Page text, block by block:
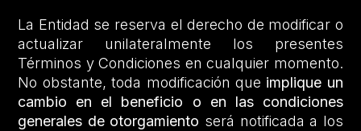
La Entidad se reserva el derecho de modificar o
actualizar unilateralmente los presentes
Términos y Condiciones en cualquier momento.
No obstante, toda modificación que implique un
cambio en el beneficio o en las condiciones
generales de otorgamiento será notificada a los